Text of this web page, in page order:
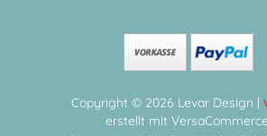
Copyright © 2026 Levar Design |
erstellt mit